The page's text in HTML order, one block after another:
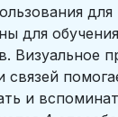
для
Визуальное
связей
и